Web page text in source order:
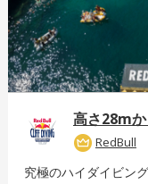
RedBull
究極のハイダイビン